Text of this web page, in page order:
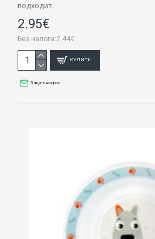
подходит..
2.95€
Без налога:2.44€
КУПИТЬ
Задать вопрос